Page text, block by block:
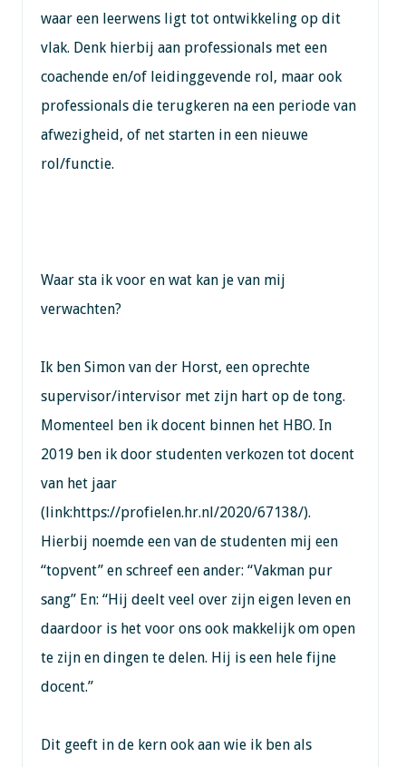
waar een leerwens ligt tot ontwikkeling op dit
vlak. Denk hierbij aan professionals met een
coachende en/of leidinggevende rol, maar ook
professionals die terugkeren na een periode van
afwezigheid, of net starten in een nieuwe
rol/functie.
Waar sta ik voor en wat kan je van mij
verwachten?
Ik ben Simon van der Horst, een oprechte
supervisor/intervisor met zijn hart op de tong.
Momenteel ben ik docent binnen het HBO. In
2019 ben ik door studenten verkozen tot docent
van het jaar
(link:https://profielen.hr.nl/2020/67138/).
Hierbij noemde een van de studenten mij een
“topvent” en schreef een ander: “Vakman pur
sang” En: “Hij deelt veel over zijn eigen leven en
daardoor is het voor ons ook makkelijk om open
te zijn en dingen te delen. Hij is een hele fijne
docent.”
Dit geeft in de kern ook aan wie ik ben als